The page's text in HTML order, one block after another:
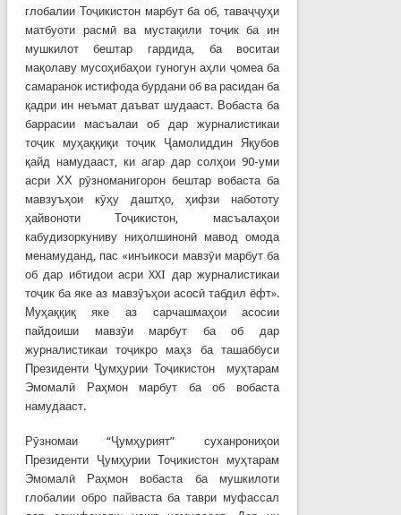
глобалии Тоҷикистон марбут ба об, таваҷҷуҳи
матбуоти расмӣ ва мустақили тоҷик ба ин
мушкилот бештар гардида, ба воситаи
мақолаву мусоҳибаҳои гуногун аҳли ҷомеа ба
самаранок истифода бурдани об ва расидан ба
қадри ин неъмат даъват шудааст. Вобаста ба
баррасии масъалаи об дар журналистикаи
тоҷик муҳаққиқи тоҷик Ҷамолиддин Яқубов
қайд намудааст, ки агар дар солҳои 90-уми
асри ХХ рӯзноманигорон бештар вобаста ба
мавзуъҳои кӯҳу даштҳо, ҳифзи набототу
ҳайвоноти Тоҷикистон, масъалаҳои
кабудизоркуниву ниҳолшинонӣ мавод омода
менамуданд, пас «инъикоси мавзӯи марбут ба
об дар ибтидои асри XXI дар журналистикаи
тоҷик ба яке аз мавзӯъҳои асосӣ табдил ёфт».
Муҳаққиқ яке аз сарчашмаҳои асосии
пайдоиши мавзӯи марбут ба об дар
журналистикаи тоҷикро маҳз ба ташаббуси
Президенти Ҷумҳурии Тоҷикистон муҳтарам
Эмомалӣ Раҳмон марбут ба об вобаста
намудааст.
Рӯзномаи “Ҷумҳурият” суханрониҳои
Президенти Ҷумҳурии Тоҷикистон муҳтарам
Эмомалӣ Раҳмон вобаста ба мушкилоти
глобалии обро пайваста ба таври муфассал